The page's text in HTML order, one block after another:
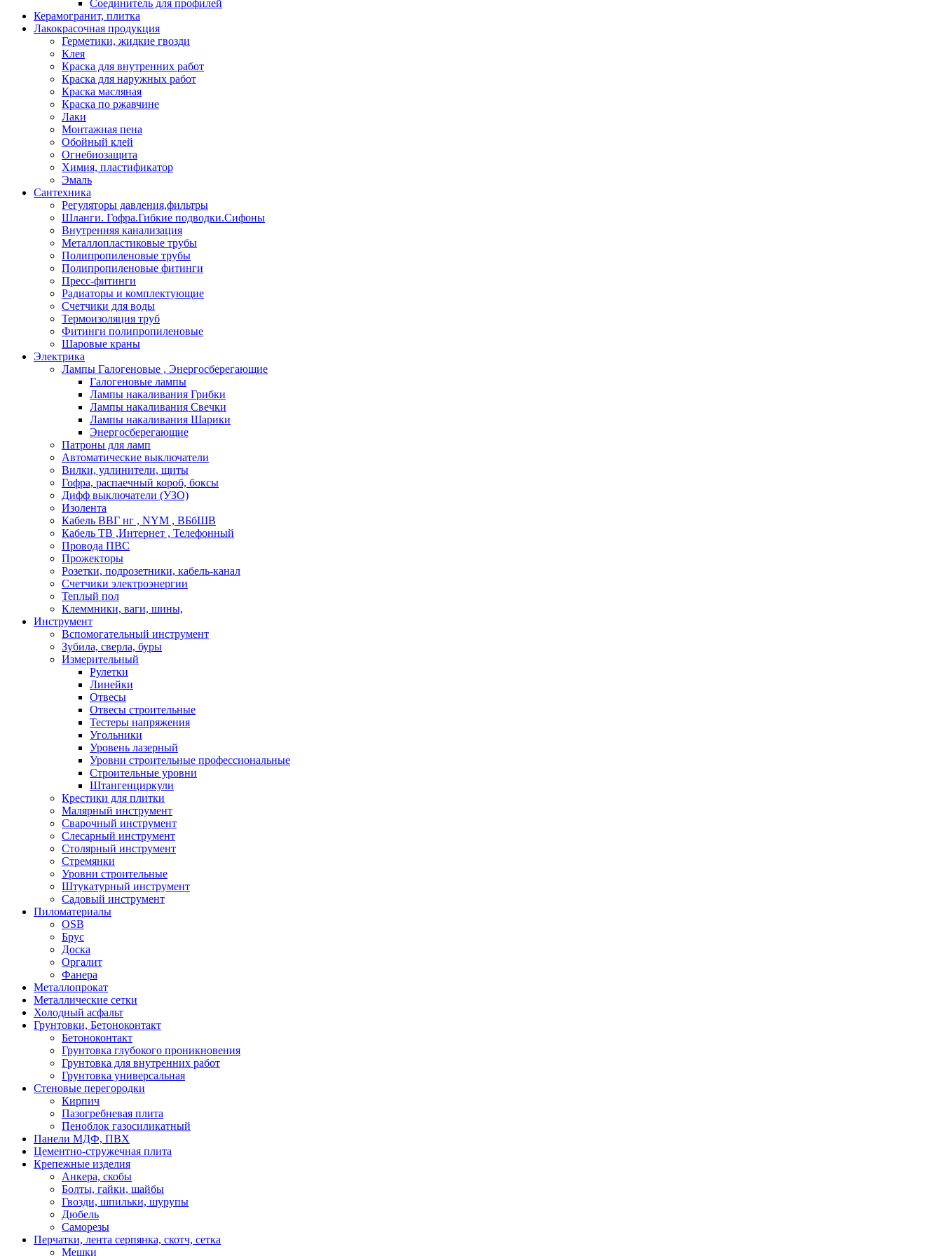
Соединитель для профилей
Керамогранит, плитка
Лакокрасочная продукция
Герметики, жидкие гвозди
Клея
Краска для внутренних работ
Краска для наружных работ
Краска масляная
Краска по ржавчине
Лаки
Монтажная пена
Обойный клей
Огнебиозащита
Химия, пластификатор
Эмаль
Сантехника
Регуляторы давления,фильтры
Шланги. Гофра.Гибкие подводки.Сифоны
Внутренняя канализация
Металлопластиковые трубы
Полипропиленовые трубы
Полипропиленовые фитинги
Пресс-фитинги
Радиаторы и комплектующие
Счетчики для воды
Термоизоляция труб
Фитинги полипропиленовые
Шаровые краны
Электрика
Лампы Галогеновые , Энергосберегающие
Галогеновые лампы
Лампы накаливания Грибки
Лампы накаливания Свечки
Лампы накаливания Шарики
Энергосберегающие
Патроны для ламп
Автоматические выключатели
Вилки, удлинители, щиты
Гофра, распаечный короб, боксы
Дифф выключатели (УЗО)
Изолента
Кабель ВВГ нг , NYM , ВБбШВ
Кабель ТВ ,Интернет , Телефонный
Провода ПВС
Прожекторы
Розетки, подрозетники, кабель-канал
Счетчики электроэнергии
Теплый пол
Клеммники, ваги, шины,
Инструмент
Вспомогательный инструмент
Зубила, сверла, буры
Измерительный
Рулетки
Линейки
Отвесы
Отвесы строительные
Тестеры напряжения
Угольники
Уровень лазерный
Уровни строительные профессиональные
Строительные уровни
Штангенциркули
Крестики для плитки
Малярный инструмент
Сварочный инструмент
Слесарный инструмент
Столярный инструмент
Стремянки
Уровни строительные
Штукатурный инструмент
Садовый инструмент
Пиломатериалы
OSB
Брус
Доска
Оргалит
Фанера
Металлопрокат
Металлические сетки
Холодный асфальт
Грунтовки, Бетоноконтакт
Бетоноконтакт
Грунтовка глубокого проникновения
Грунтовка для внутренних работ
Грунтовка универсальная
Стеновые перегородки
Кирпич
Пазогребневая плита
Пеноблок газосиликатный
Панели МДФ, ПВХ
Цементно-стружечная плита
Крепежные изделия
Анкера, скобы
Болты, гайки, шайбы
Гвозди, шпильки, шурупы
Дюбель
Саморезы
Перчатки, лента серпянка, скотч, сетка
Мешки